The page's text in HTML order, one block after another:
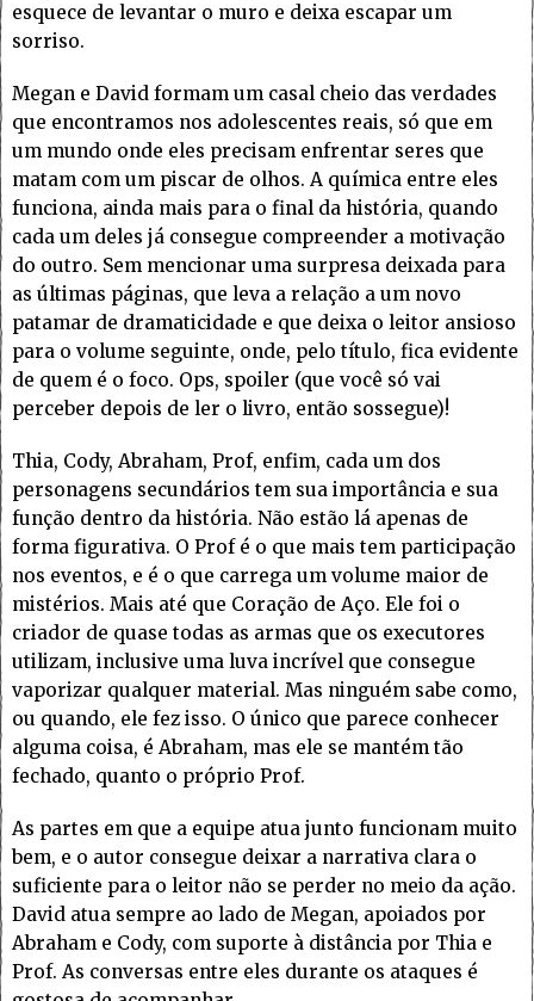
esquece de levantar o muro e deixa escapar um
sorriso.
Megan e David formam um casal cheio das verdades
que encontramos nos adolescentes reais, só que em
um mundo onde eles precisam enfrentar seres que
matam com um piscar de olhos. A química entre eles
funciona, ainda mais para o final da história, quando
cada um deles já consegue compreender a motivação
do outro. Sem mencionar uma surpresa deixada para
as últimas páginas, que leva a relação a um novo
patamar de dramaticidade e que deixa o leitor ansioso
para o volume seguinte, onde, pelo título, fica evidente
de quem é o foco. Ops, spoiler (que você só vai
perceber depois de ler o livro, então sossegue)!
Thia, Cody, Abraham, Prof, enfim, cada um dos
personagens secundários tem sua importância e sua
função dentro da história. Não estão lá apenas de
forma figurativa. O Prof é o que mais tem participação
nos eventos, e é o que carrega um volume maior de
mistérios. Mais até que Coração de Aço. Ele foi o
criador de quase todas as armas que os executores
utilizam, inclusive uma luva incrível que consegue
vaporizar qualquer material. Mas ninguém sabe como,
ou quando, ele fez isso. O único que parece conhecer
alguma coisa, é Abraham, mas ele se mantém tão
fechado, quanto o próprio Prof.
As partes em que a equipe atua junto funcionam muito
bem, e o autor consegue deixar a narrativa clara o
suficiente para o leitor não se perder no meio da ação.
David atua sempre ao lado de Megan, apoiados por
Abraham e Cody, com suporte à distância por Thia e
Prof. As conversas entre eles durante os ataques é